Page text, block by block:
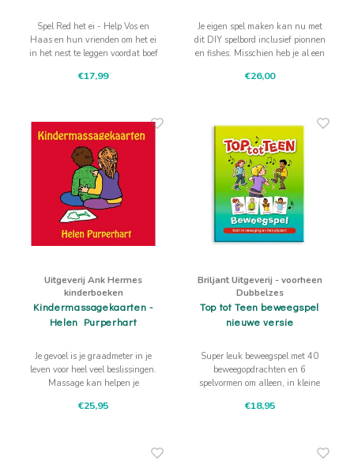
Spel Red het ei - Help Vos en
Haas en hun vrienden om het ei
in het nest te leggen voordat boef
samenwerkingsspel
€17,99
Je eigen spel maken kan nu met
dit DIY spelbord inclusief pionnen
en fishes. Misschien heb je al een
€26,00
Uitgeverij Ank Hermes
kinderboeken
Kindermassagekaarten -
Helen Purperhart
Je gevoel is je graadmeter in je
leven voor heel veel beslissingen.
Massage kan helpen je
gevoel te ontwikkelen.
€25,95
Briljant Uitgeverij - voorheen
Dubbelzes
Top tot Teen beweegspel
nieuwe versie
Super leuk beweegspel met 40
beweegopdrachten en 6
spelvormen om alleen, in kleine
bedenk je zelf nog?
€18,95